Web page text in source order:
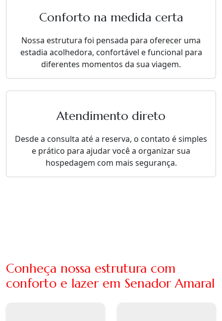
Conforto na medida certa
Nossa estrutura foi pensada para oferecer uma
estadia acolhedora, confortável e funcional para
diferentes momentos da sua viagem.
Atendimento direto
Desde a consulta até a reserva, o contato é simples
e prático para ajudar você a organizar sua
hospedagem com mais segurança.
Conheça nossa estrutura com
conforto e lazer em Senador Amaral